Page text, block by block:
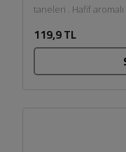
taneleri . Hafif
119,9 TL